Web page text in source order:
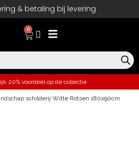
& betaling bij levering
0
20% voordeel op de collectie
schilderij Witte Rotsen 180x90cm